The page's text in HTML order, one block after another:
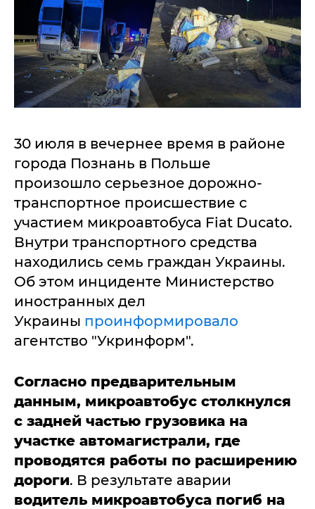
30 июля в вечернее время в районе
города Познань в Польше
произошло серьезное дорожно-
транспортное происшествие с
участием микроавтобуса Fiat Ducato.
Внутри транспортного средства
находились семь граждан Украины.
Об этом инциденте Министерство
иностранных дел
Украины проинформировало
агентство "Укринформ".
Согласно предварительным
данным, микроавтобус столкнулся
с задней частью грузовика на
участке автомагистрали, где
проводятся работы по расширению
дороги. В результате аварии
водитель микроавтобуса погиб на